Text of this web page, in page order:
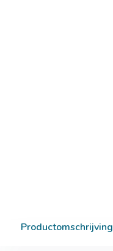
Productomschrijving